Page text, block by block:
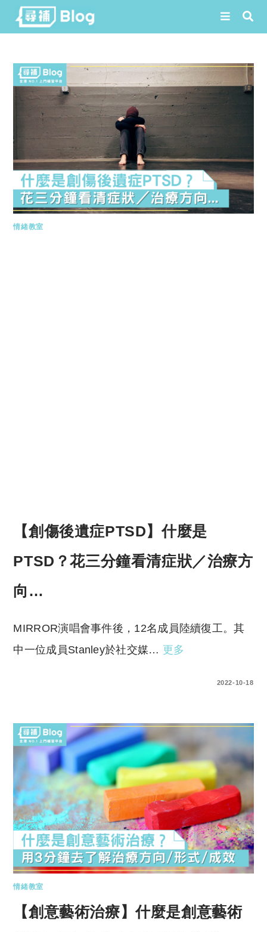
content
情緒教室
【創傷後遺症PTSD】什麼是
PTSD？花三分鐘看清症狀／治療方
向…
MIRROR演唱會事件後，12名成員陸續復工。其
中一位成員Stanley於社交媒… 更多
2022-10-18
情緒教室
【創意藝術治療】什麼是創意藝術